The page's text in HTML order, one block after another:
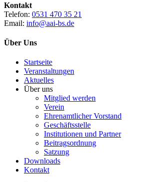
Kontakt
Telefon: 0531 470 35 21
Email: info@aai-bs.de
Über Uns
Startseite
Veranstaltungen
Aktuelles
Über uns
Mitglied werden
Verein
Ehrenamtlicher Vorstand
Geschäftsstelle
Institutionen und Partner
Beitragsordnung
Satzung
Downloads
Kontakt